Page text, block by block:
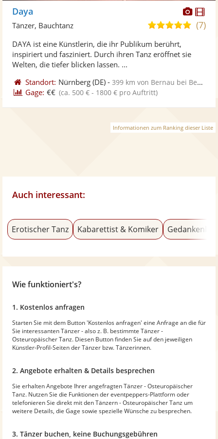
Daya
5,0(7)
Tänzer, Bauchtanz
DAYA ist eine Künstlerin, die ihr Publikum berührt,
inspiriert und fasziniert. Durch ihren Tanz eröffnet sie
Welten, die tiefer blicken lassen. ...
Standort: Nürnberg (DE) -399 km von Bernau bei Berlin
Gage: €€ (ca. 500 € - 1800 € pro Auftritt)
Informationen zum Ranking dieser Liste
Auch interessant:
Erotischer Tanz Kabarettist & Komiker
Wie funktioniert's?
1. Kostenlos anfragen
Starten Sie mit dem Button 'Kostenlos anfragen' eine Anfrage an die für
Sie interessanten Tänzer - also z. B. bestimmte Tänzer -
Osteuropäischer Tanz. Diesen Button finden Sie auf den jeweiligen
Künstler-Profil-Seiten der Tänzer bzw. Tänzerinnen.
2. Angebote erhalten & Details besprechen
Sie erhalten Angebote Ihrer angefragten Tänzer - Osteuropäischer
Tanz. Nutzen Sie die Funktionen der eventpeppers-Plattform oder
telefonieren Sie direkt mit den Tänzern - Osteuropäischer Tanz um
weitere Details, die Gage sowie spezielle Wünsche zu besprechen.
3. Tänzer buchen, keine Buchungsgebühren